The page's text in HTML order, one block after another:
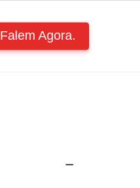
Falem Agora.